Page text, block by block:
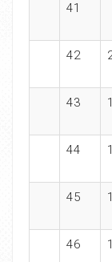
41
42
43
44
45
46